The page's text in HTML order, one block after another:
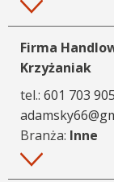
Więcej
Firma
Krzyżaniak
tel.: 601 703 905
Branża: Inne
Więcej